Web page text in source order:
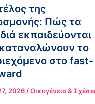
της
Πώς τα
εκπαιδεύονται
το
στο fast-
2026 /Οικογένεια &